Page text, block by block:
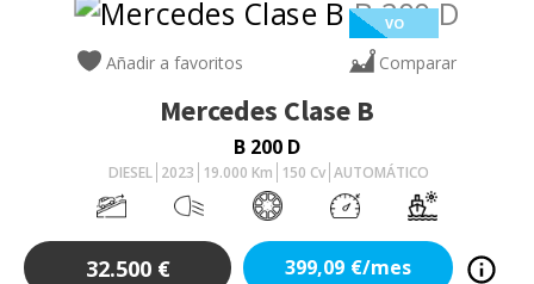
VO
Añadir a favoritos Comparar
Mercedes Clase B
B 200 D
DIESEL 2023 19.000 Km 150 Cv AUTOMÁTICO
32.500 € 399,09 €/mes